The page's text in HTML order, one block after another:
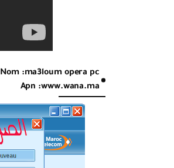
Nom :ma3loum opera pc
Apn :www.wana.ma